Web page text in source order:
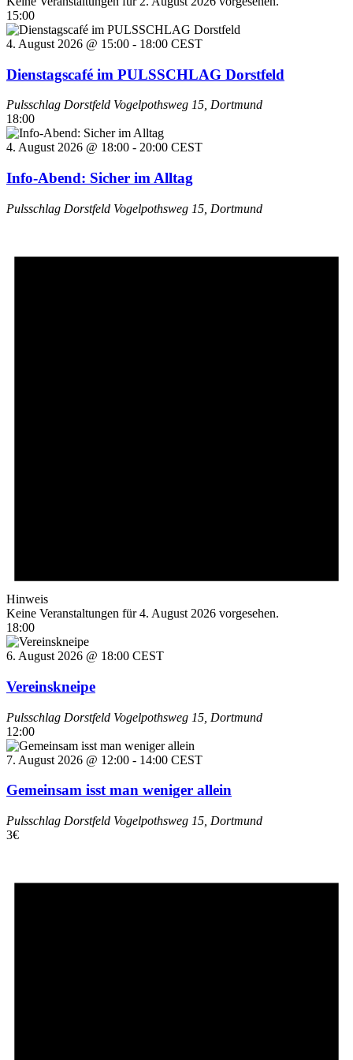
15:00
4. August 2026 @ 15:00 - 18:00 CEST
Dienstagscafé im PULSSCHLAG Dorstfeld
Pulsschlag Dorstfeld Vogelpothsweg 15, Dortmund
18:00
4. August 2026 @ 18:00 - 20:00 CEST
Info-Abend: Sicher im Alltag
Pulsschlag Dorstfeld Vogelpothsweg 15, Dortmund
Hinweis
Keine Veranstaltungen für 4. August 2026 vorgesehen.
18:00
6. August 2026 @ 18:00 CEST
Vereinskneipe
Pulsschlag Dorstfeld Vogelpothsweg 15, Dortmund
12:00
7. August 2026 @ 12:00 - 14:00 CEST
Gemeinsam isst man weniger allein
Pulsschlag Dorstfeld Vogelpothsweg 15, Dortmund
3€